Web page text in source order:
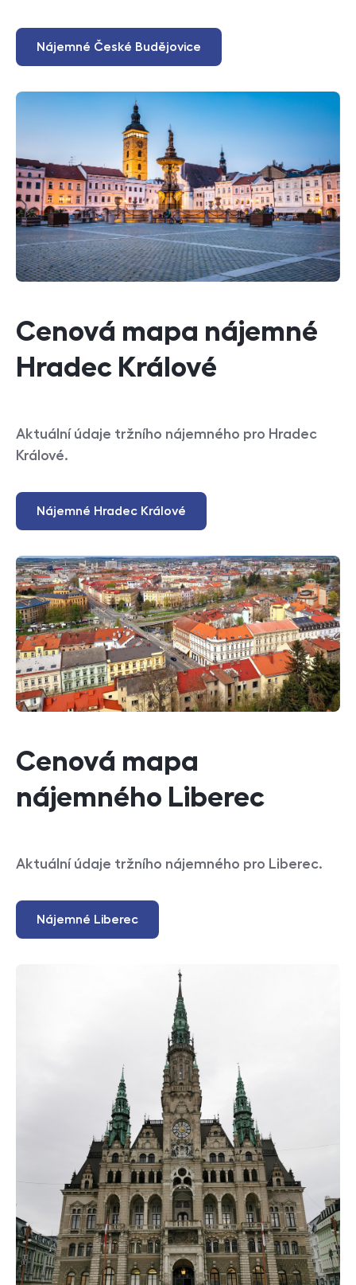
Nájemné České Budějovice
Cenová mapa nájemné
Hradec Králové
Aktuální údaje tržního nájemného pro Hradec
Králové.
Nájemné Hradec Králové
Cenová mapa
nájemného Liberec
Aktuální údaje tržního nájemného pro Liberec.
Nájemné Liberec